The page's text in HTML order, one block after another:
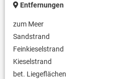
Entfernungen
zum Meer
Sandstrand
Feinkieselstrand
Kieselstrand
bet. Liegeflächen